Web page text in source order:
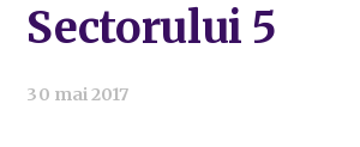
Sectorului 5
30 mai 2017